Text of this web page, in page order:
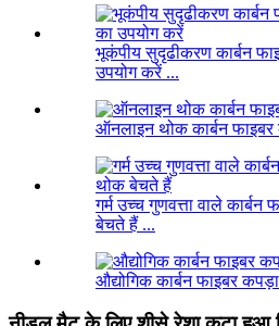
भूकंपीय सुदृढीकरण कार्बन
उपयोग करें ...
ऑनलाइन थोक कार्बन फाइबर
गर्म उच्च गुणवत्ता वाले
बेचते हैं ...
औद्योगिक कार्बन फाइबर कपड़ा